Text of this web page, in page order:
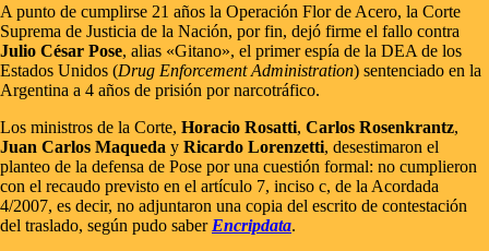
A punto de cumplirse 21 años la Operación Flor de Acero, la Corte
Suprema de Justicia de la Nación, por fin, dejó firme el fallo contra
Julio César Pose, alias «Gitano», el primer espía de la DEA de los
Estados Unidos (Drug Enforcement Administration) sentenciado en la
Argentina a 4 años de prisión por narcotráfico.
Los ministros de la Corte, Horacio Rosatti, Carlos Rosenkrantz,
Juan Carlos Maqueda y Ricardo Lorenzetti, desestimaron el
planteo de la defensa de Pose por una cuestión formal: no cumplieron
con el recaudo previsto en el artículo 7, inciso c, de la Acordada
4/2007, es decir, no adjuntaron una copia del escrito de contestación
del traslado, según pudo saber Encripdata.